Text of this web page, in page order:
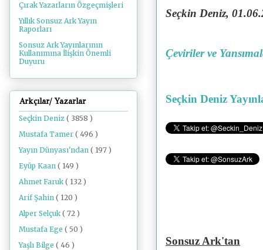
Seçkin Deniz, 01.06
Çeviriler ve
Seçkin Deniz
Sonsuz Ark'tan
Çırak Yazarların Özgeçmişleri
Yıllık Sonsuz Ark Yayın
Raporları
Sonsuz Ark Yayınlarının
Kullanımına İlişkin Önemli
Duyuru
Arkçılar/ Yazarlar
Seçkin Deniz ( 3858 )
Mustafa Tamer ( 496 )
Yayın Dünyası'ndan ( 197 )
Eyüp Kaan ( 149 )
Ahmet Faruk ( 132 )
Arif Şahin ( 120 )
Alper Selçuk ( 72 )
Mustafa Ege ( 50 )
Yaşlı Bilge ( 46 )